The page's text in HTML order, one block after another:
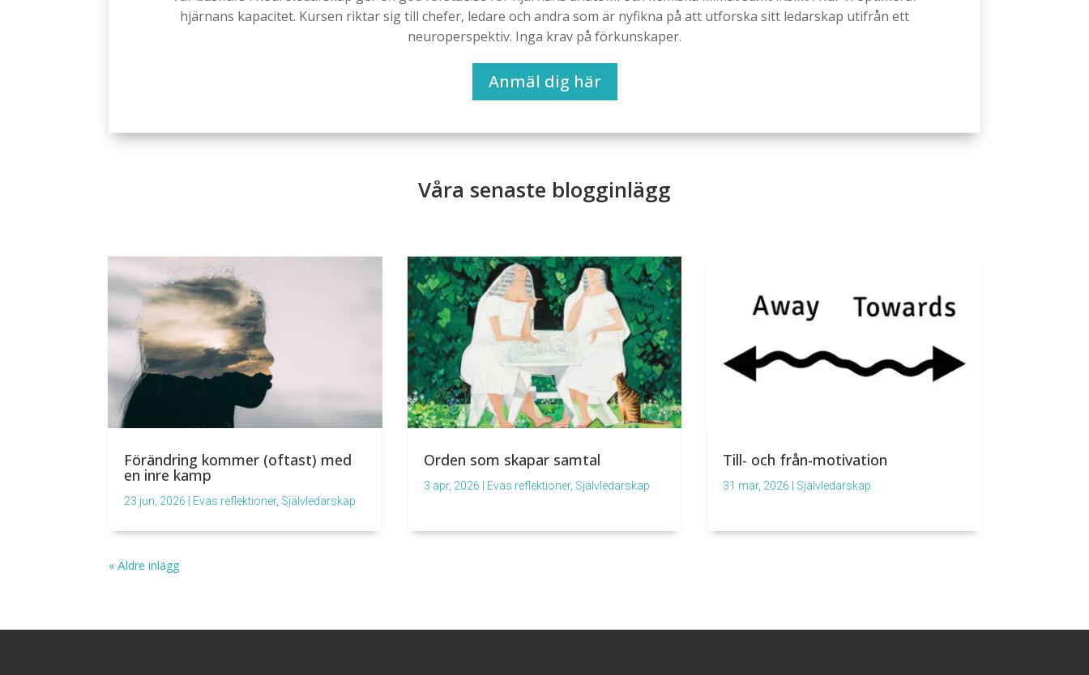
hjärnans kapacitet. Kursen riktar sig till chefer, ledare och andra som är nyfikna på att utforska sitt ledarskap utifrån ett
neuroperspektiv. Inga krav på förkunskaper.
Anmäl dig här
Våra senaste blogginlägg
Förändring kommer (oftast) med
en inre kamp
23 jun, 2026 Evas reflektioner, Självledarskap
Orden som skapar samtal
3 apr, 2026 Evas reflektioner, Självledarskap
Till- och från-motivation
31 mar, 2026 Självledarskap
« Äldre inlägg